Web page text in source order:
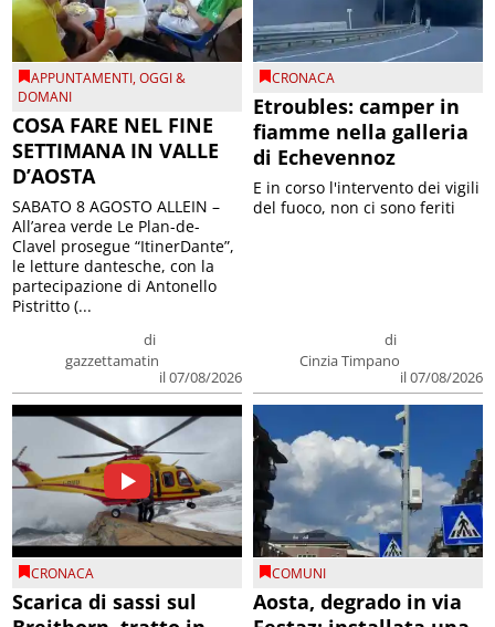
APPUNTAMENTI,OGGI &
DOMANI
COSA FARE NEL FINE
SETTIMANA IN VALLE
D’AOSTA
di
gazzettamatin
il 07/08/2026
SABATO 8 AGOSTO ALLEIN –
All’area verde Le Plan-de-
Clavel prosegue “ItinerDante”,
le letture dantesche, con la
partecipazione di Antonello
Pistritto (...
CRONACA
Etroubles: camper in
fiamme nella galleria
di Echevennoz
di
Cinzia Timpano
il 07/08/2026
E in corso l'intervento dei vigili
del fuoco, non ci sono feriti
CRONACA
Scarica di sassi sul
COMUNI
Aosta, degrado in via